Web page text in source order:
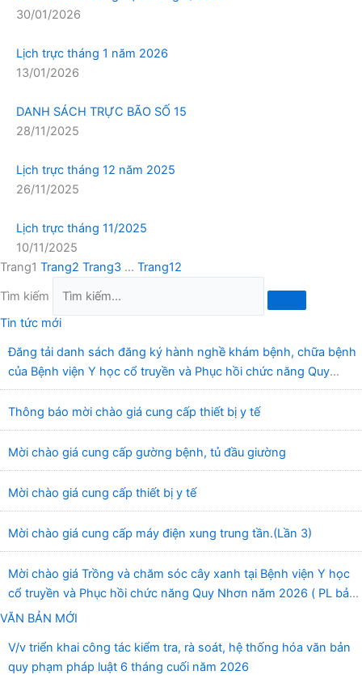
30/01/2026
Lịch trực tháng 1 năm 2026
13/01/2026
DANH SÁCH TRỰC BÃO SỐ 15
28/11/2025
Lịch trực tháng 12 năm 2025
26/11/2025
Lịch trực tháng 11/2025
10/11/2025
Trang1 Trang2 Trang3 … Trang12
Tìm kiếm
Tin tức mới
Đăng tải danh sách đăng ký hành nghề khám bệnh, chữa bệnh
của Bệnh viện Y học cổ truyền và Phục hồi chức năng Quy
Nhơn (22/6/2026)
Thông báo mời chào giá cung cấp thiết bị y tế
Mời chào giá cung cấp gường bệnh, tủ đầu giường
Mời chào giá cung cấp thiết bị y tế
Mời chào giá cung cấp máy điện xung trung tần.(Lần 3)
Mời chào giá Trồng và chăm sóc cây xanh tại Bệnh viện Y học
cổ truyền và Phục hồi chức năng Quy Nhơn năm 2026 ( PL bản
Danh mục hàng hóa, mẫu báo giá kèm theo)
VĂN BẢN MỚI
V/v triển khai công tác kiểm tra, rà soát, hệ thống hóa văn bản
quy phạm pháp luật 6 tháng cuối năm 2026